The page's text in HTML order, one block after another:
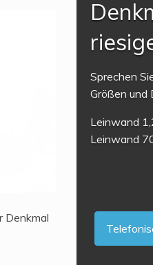
Denkmal
Sprechen
Größen und
Leinwand
Leinwand